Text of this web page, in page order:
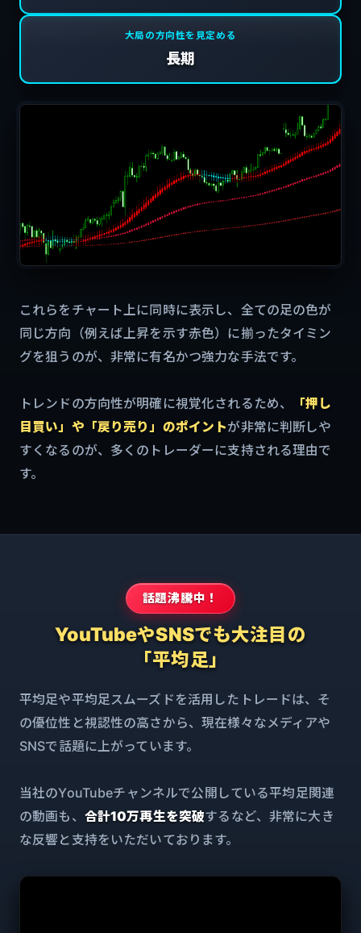
大局の方向性を見定める
長期
これらをチャート上に同時に表示し、全ての足の色が
同じ方向（例えば上昇を示す赤色）に揃ったタイミン
グを狙うのが、非常に有名かつ強力な手法です。
トレンドの方向性が明確に視覚化されるため、
「押し
目買い」や「戻り売り」のポイントが非常に判断しや
すくなるのが、多くのトレーダーに支持される理由で
す。
話題沸騰中！
YouTubeやSNSでも大注目の
「平均足」
平均足や平均足スムーズドを活用したトレードは、 そ
の優位性と視認性の高さから、現在様々なメディアや
SNSで話題に上がっています。
当社のYouTubeチャンネルで公開している平均足関連
の動画も、 合計10万再生を突破するなど、非常に大き
な反響と支持をいただいております。